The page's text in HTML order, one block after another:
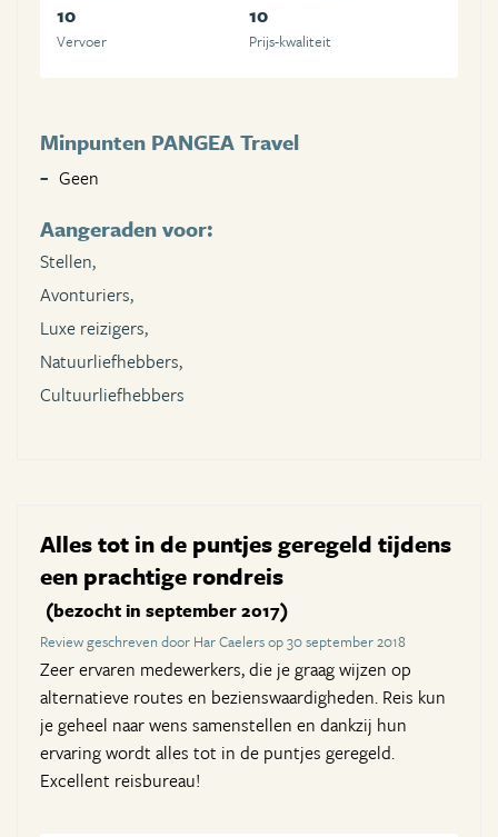
10
Vervoer
10
Prijs-kwaliteit
Minpunten PANGEA Travel
Geen
Aangeraden voor:
Stellen,
Avonturiers,
Luxe reizigers,
Natuurliefhebbers,
Cultuurliefhebbers
Alles tot in de puntjes geregeld tijdens
een prachtige rondreis
(bezocht in september 2017)
Review geschreven door Har Caelers op 30 september 2018
Zeer ervaren medewerkers, die je graag wijzen op
alternatieve routes en bezienswaardigheden. Reis kun
je geheel naar wens samenstellen en dankzij hun
ervaring wordt alles tot in de puntjes geregeld.
Excellent reisbureau!